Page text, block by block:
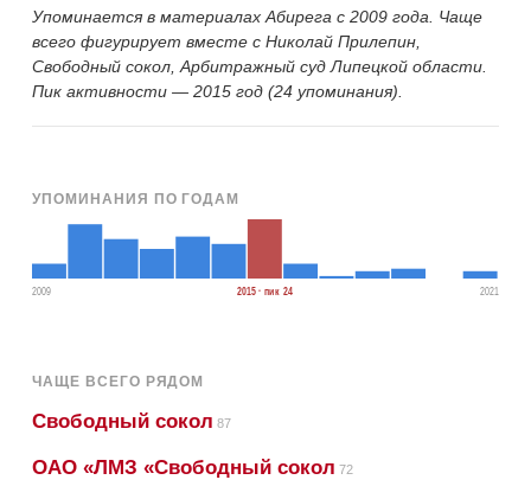
Упоминается в материалах Абирега с 2009 года. Чаще
всего фигурирует вместе с Николай Прилепин,
Свободный сокол, Арбитражный суд Липецкой области.
Пик активности — 2015 год (24 упоминания).
УПОМИНАНИЯ ПО ГОДАМ
2009 2015 · пик 24 2021
ЧАЩЕ ВСЕГО РЯДОМ
Свободный сокол 87
ОАО «ЛМЗ «Свободный сокол 72